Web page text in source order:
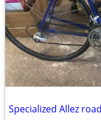
Specialized Allez